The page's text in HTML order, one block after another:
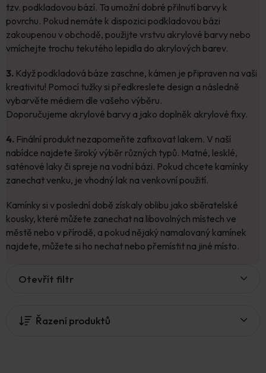
tzv. podkladovou bází. Ta umožní dobré přilnutí barvy k
povrchu. Pokud nemáte k dispozici podkladovou bázi
zakoupenou v obchodě, použijte vrstvu akrylové barvy nebo
vmíchejte trochu tekutého lepidla do akrylových barev.
3. Když podkladová báze zaschne, kámen je připraven na vaši
kreativitu! Pomocí tužky si předkreslete design a následně
vybarvěte médiem dle vašeho výběru.
Doporučujeme akrylové barvy a jako doplněk akrylové fixy.
4. Finální produkt nezapomeňte zafixovat lakem. V naší
nabídce najdete široký výběr různých typů. Matné, lesklé,
saténové laky či spreje na vodní bázi. Pokud chcete kamínky
zanechat venku, je vhodný lak na venkovní použití.
Kamínky si v poslední době získaly oblibu jako sběratelské
kousky, které můžete zanechat na libovolných místech ve
městě nebo v přírodě, a pokud nějaký namalovaný kamínek
najdete, můžete si ho nechat nebo přemístit na jiné místo.
Řazení produktů
Otevřít filtr